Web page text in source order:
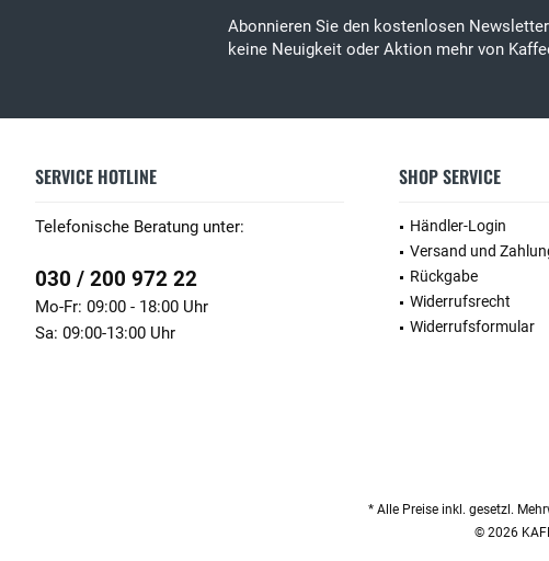
Abonnieren Sie den kostenlosen
keine Neuigkeit oder Aktion mehr von
SERVICE HOTLINE
Telefonische Beratung unter:
030 / 200 972 22
Mo-Fr: 09:00 - 18:00 Uhr
Sa: 09:00-13:00 Uhr
SHOP SERVICE
Händler-Login
Versand und
Rückgabe
Widerrufsrecht
Widerrufsformular
* Alle Preise inkl. gesetzl.
© 2026